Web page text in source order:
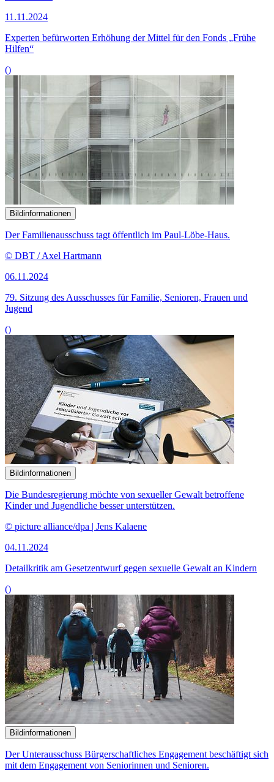
Bildinformationen
Der Familienausschuss tagt öffentlich im Paul-Löbe-Haus.
© DBT / Axel Hartmann
06.11.2024
79. Sitzung des Ausschusses für Familie, Senioren, Frauen und
Jugend
()
Bildinformationen
Die Bundesregierung möchte von sexueller Gewalt betroffene
Kinder und Jugendliche besser unterstützen.
© picture alliance/dpa | Jens Kalaene
04.11.2024
Detailkritik am Gesetzentwurfgegen sexuelle Gewalt an Kindern
()
Bildinformationen
Der Unterausschuss Bürgerschaftliches Engagement beschäftigt sich
mit dem Engagement von Seniorinnen und Senioren.
© picture alliance / Zoonar | Nadezhda Soboleva
16.10.2024
Ehrenamtliches Engagement von Seniorinnen und Senioren
()